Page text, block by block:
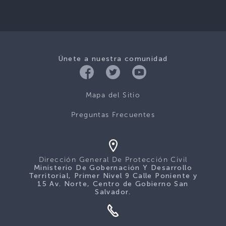
Únete a nuestra comunidad
Mapa del Sitio
Preguntas Frecuentes
Dirección General De Protección Civil
Ministerio De Gobernación Y Desarrollo
Territorial, Primer Nivel 9 Calle Poniente y
15 Av. Norte, Centro de Gobierno San
Salvador.